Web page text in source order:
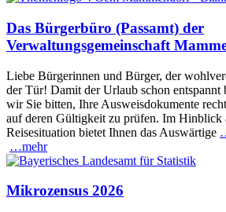
Das Bürgerbüro (Passamt) der
Verwaltungsgemeinschaft
Liebe Bürgerinnen und Bürger, der
der Tür! Damit der Urlaub schon entspannt
wir Sie bitten, Ihre Ausweisdokumente
auf deren Gültigkeit zu prüfen. Im Hinblick
Reisesituation bietet Ihnen das Auswärtige
…mehr
Mikrozensus 2026